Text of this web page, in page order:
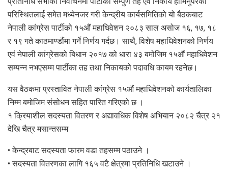
परिस्थितलाई समेत मध्येनजर गरी केन्द्रीय कार्यसमितिको यो बैठकबाट
नेपाली कांग्रेस पार्टीको १५औं महाधिवेशन २०८३ साल असोज १६, १७, १८
र १९ गते काठमाण्डौंमा गर्ने निर्णय गर्दछ। साथै, विशेष महाधिवेशनको निर्णय
एवं नेपाली कांग्रेसको बिधान २०१७ को धारा ४३ बमोजिम १५औं महाधिवेशन
सम्पन्न नभएसम्म पार्टीका तह तथा निकायको पदावधि कायम रहनेछ।
यस वैठकमा प्रस्तावित नेपाली कांग्रेस १५औं महाधिवेशनको कार्यतालिका
निम्म बमोजिम संसोधन सहित पारित गरिएको छ ।
१ क्रियाशील सदस्यता वितरण र अद्यावधिक विशेष अभियान २०८२ चैत्र २१
देखि चैत्र मसान्तसम्म
• केन्द्रबाट सदस्यता फारम वडा तहसम्म पठाउने ।
• सदस्यता वितरणका लागि १६५ वटै क्षेत्रमा प्रतिनिधि खटाउने ।